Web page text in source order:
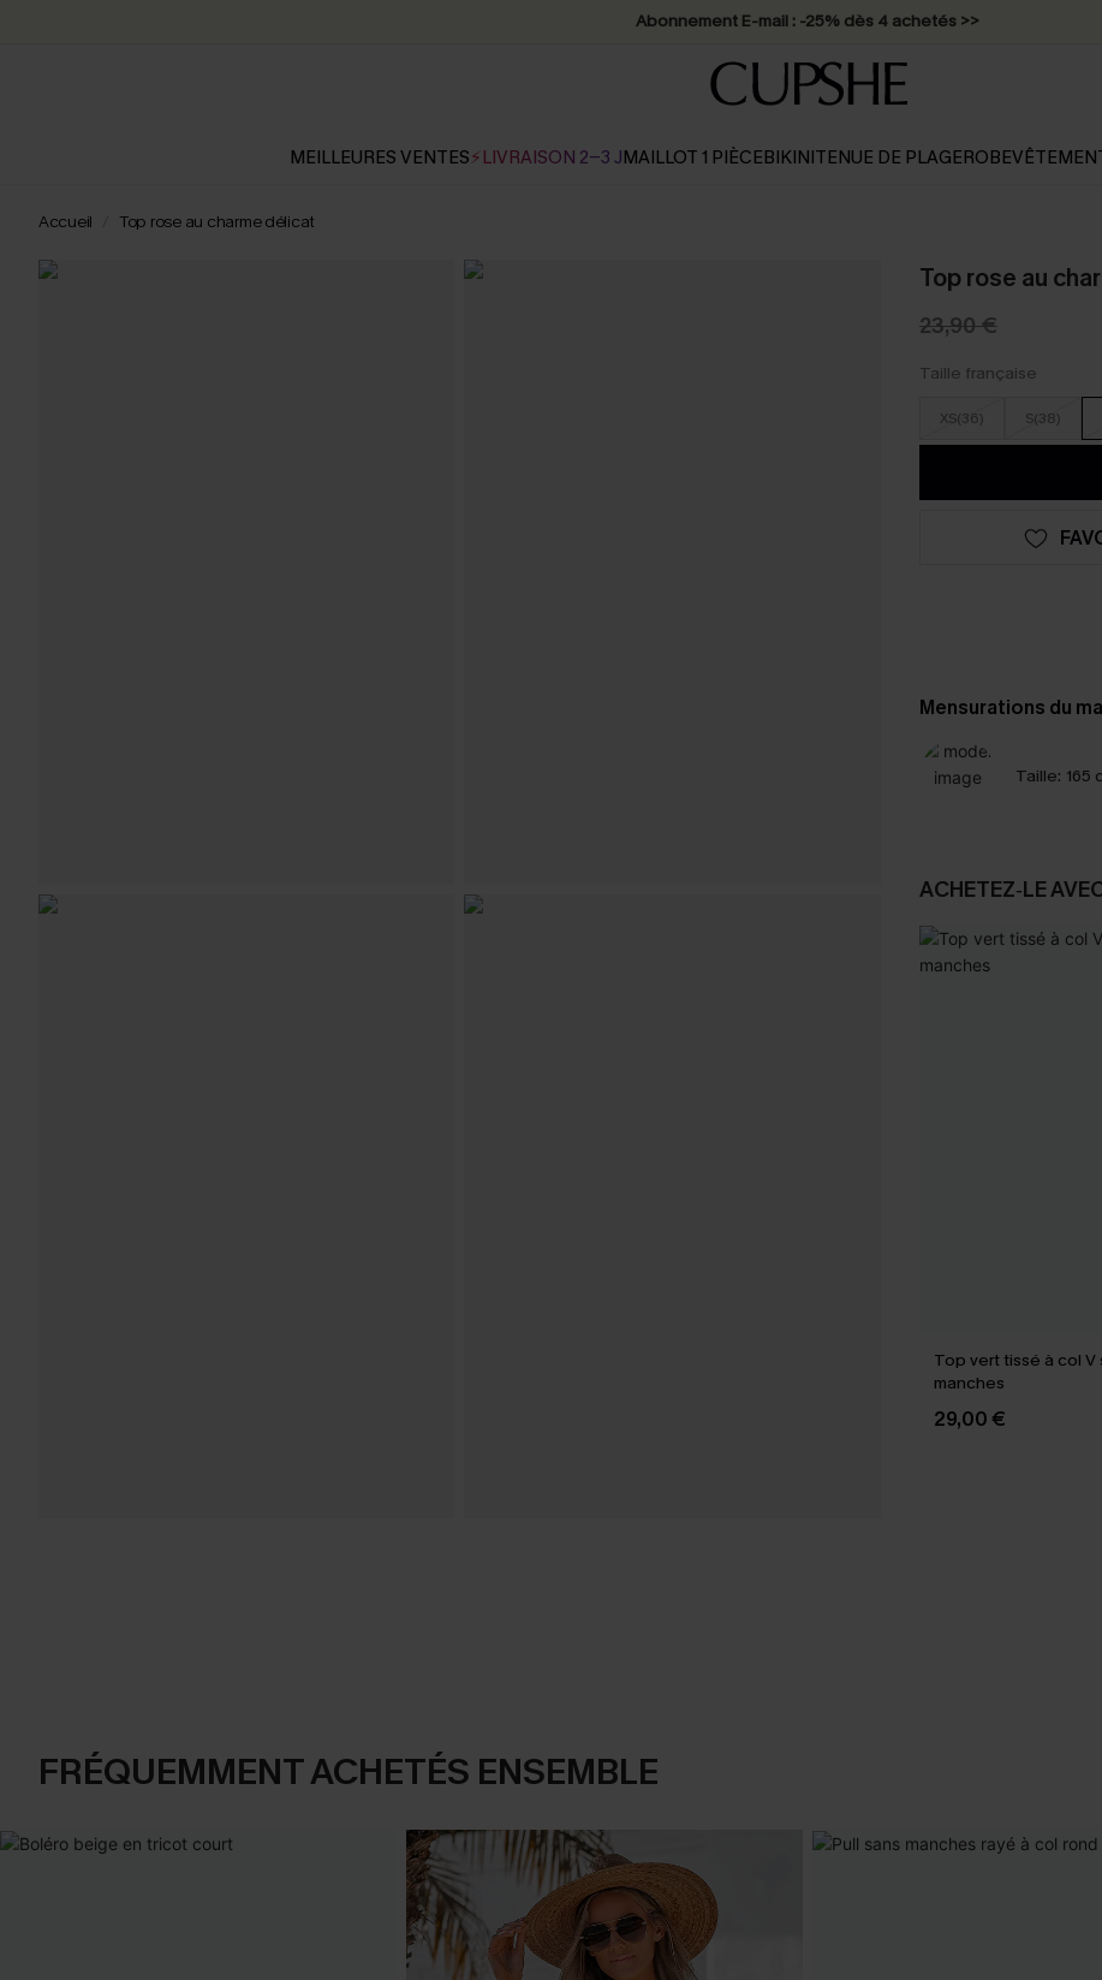
Abonnement E-mail : -25% dès 4 achetés >>
MEILLEURES VENTES⚡LIVRAISON 2-3 JMAILLOT 1 PIÈCEBIKINITENUE DE PLAGEROBE
Accueil Top rose au charme délicat
Top rose au
23,90 €
Taille française
XS(36) S(38)
Mensurations du
Taille: 165
ACHETEZ‑LE
Top vert tissé à col V
manches
29,00 €
FRÉQUEMMENT ACHETÉS ENSEMBLE